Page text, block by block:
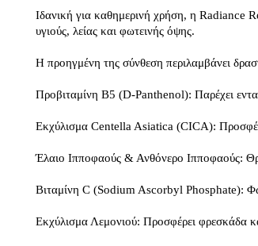
Ιδανική για καθημερινή χρήση, η Radiance
υγιούς, λείας και φωτεινής όψης.
Η προηγμένη της σύνθεση περιλαμβάνει
Προβιταμίνη Β5 (D-Panthenol): Παρέχει
Εκχύλισμα Centella Asiatica (CICA):
Έλαιο Ιπποφαούς & Ανθόνερο Ιπποφαούς:
Βιταμίνη C (Sodium Ascorbyl Phosphate):
Εκχύλισμα Λεμονιού: Προσφέρει φρεσκάδα